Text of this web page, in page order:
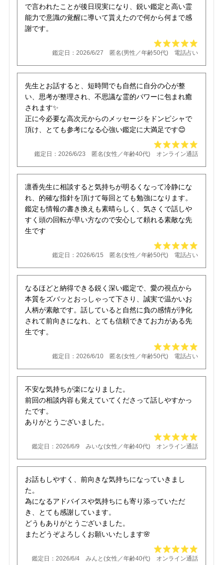
で言われたことが後日現実になり、鋭い鑑定と高い霊
能力で意識の覚醒に導いて貰えたので何から何まで感
謝です。
鑑定日：2026/6/27 匿名(男性／年齢50代) 電話占い
先生とお話すると、短時間でも自然に自分の心が整
い、思考が整理され、不思議な霊的パワーに包まれ癒
されます✨
正に今必要な高次元からのメッセージをドンピシャで
頂け、とても参考になる心強い鑑定に大満足です😊
鑑定日：2026/6/23 匿名(女性／年齢40代) オンライン通話
凛香先生に相談すると気持ちが明るくなって冷静にな
れ、的確な指針を頂けて毎回とても勉強になります。
鑑定も情報の書き換えも素晴らしく、気さくで話しや
すく頭の回転が早い方なので安心して頼れる素敵な先
生です
鑑定日：2026/6/15 匿名(女性／年齢50代) 電話占い
なるほどと納得できる鋭く深い鑑定で、愛の視点から
本質をズバッとおっしゃって下さり、誠実で温かいお
人柄が素敵です。話していると自然に負の感情が浄化
されて前向きになれ、とても信頼できてお力がある先
生です。
鑑定日：2026/6/10 匿名(女性／年齢50代) 電話占い
不安な気持ちが楽になりました。
前回の相談内容も覚えていてくださって話しやすかっ
たです。
ありがとうございました。
鑑定日：2026/6/9 みいな(女性／年齢40代) オンライン通話
お話もしやすく、前向きな気持ちになっていきまし
た。
為になるアドバイスや気持ちにも寄り添っていただ
き、とても感謝しています。
どうもありがとうございました。
またどうぞよろしくお願いいたします🌸
鑑定日：2026/6/4 みんと(女性／年齢40代) オンライン通話